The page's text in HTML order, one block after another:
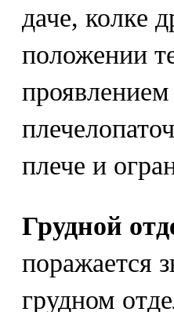
даче, колке
положении
плече и
Грудной
поражается
грудном